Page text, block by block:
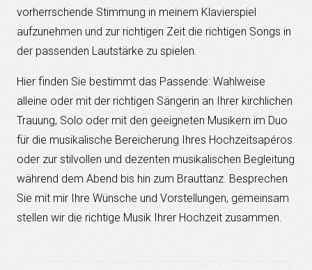
vorherrschende Stimmung in meinem Klavierspiel
aufzunehmen und zur richtigen Zeit die richtigen Songs in
der passenden Lautstärke zu spielen.
Hier finden Sie bestimmt das Passende: Wahlweise
alleine oder mit der richtigen Sängerin an Ihrer kirchlichen
Trauung, Solo oder mit den geeigneten Musikern im Duo
für die musikalische Bereicherung Ihres Hochzeitsapéros
oder zur stilvollen und dezenten musikalischen Begleitung
während dem Abend bis hin zum Brauttanz. Besprechen
Sie mit mir Ihre Wünsche und Vorstellungen, gemeinsam
stellen wir die richtige Musik Ihrer Hochzeit zusammen.